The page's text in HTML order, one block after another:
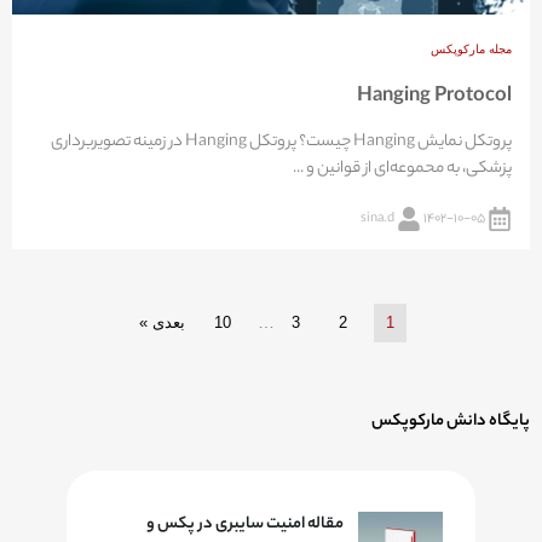
مجله مارکوپکس
Hanging Protocol
پروتکل نمایش Hanging چیست؟ پروتکل Hanging در زمینه تصویربرداری
پزشکی، به محموعه‌ای از قوانین و ...
sina.d ۱۴۰۲-۱۰-۰۵
1
2
3
…
10 بعدی »
پایگاه دانش مارکوپکس
مقاله امنیت سایبری در پکس و